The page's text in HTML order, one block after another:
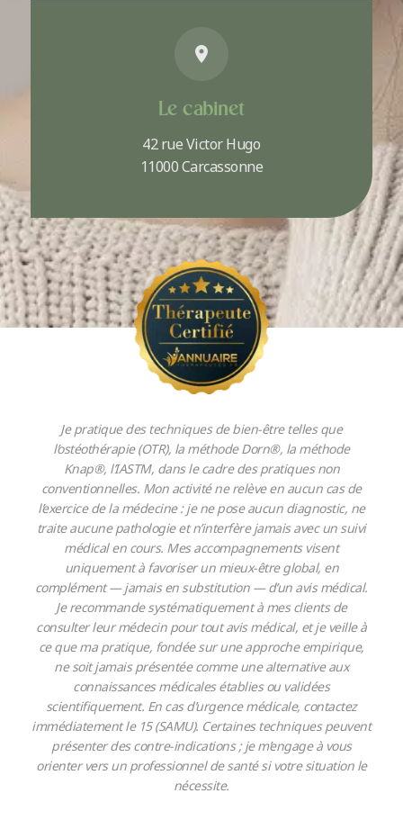
Le cabinet
42 rue Victor Hugo
11000 Carcassonne
Je pratique des techniques de bien-être telles que
l’ostéothérapie (OTR), la méthode Dorn®, la méthode
Knap®, l’IASTM, dans le cadre des pratiques non
conventionnelles. Mon activité ne relève en aucun cas de
l’exercice de la médecine : je ne pose aucun diagnostic, ne
traite aucune pathologie et n’interfère jamais avec un suivi
médical en cours. Mes accompagnements visent
uniquement à favoriser un mieux-être global, en
complément — jamais en substitution — d’un avis médical.
Je recommande systématiquement à mes clients de
consulter leur médecin pour tout avis médical, et je veille à
ce que ma pratique, fondée sur une approche empirique,
ne soit jamais présentée comme une alternative aux
connaissances médicales établies ou validées
scientifiquement. En cas d’urgence médicale, contactez
immédiatement le 15 (SAMU). Certaines techniques peuvent
présenter des contre-indications ; je m’engage à vous
orienter vers un professionnel de santé si votre situation le
nécessite.